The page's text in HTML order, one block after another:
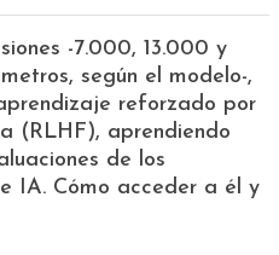
-7.000, 13.000 y
según el modelo-,
reforzado por
(RLHF), aprendiendo
de los
IA. Cómo acceder a él y